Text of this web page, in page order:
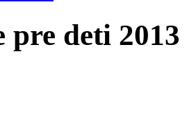
pre deti 2013